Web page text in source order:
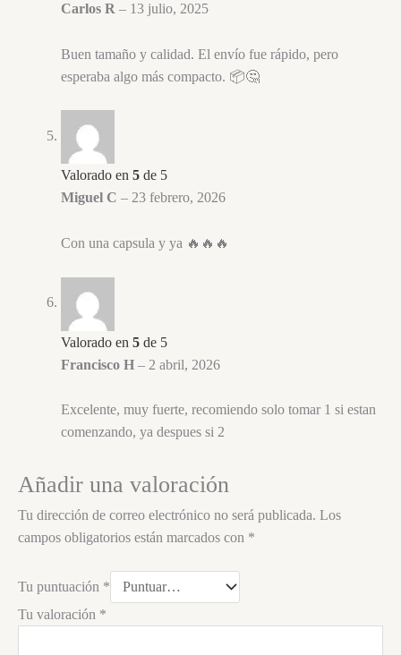
Carlos R – 13 julio, 2025
Buen tamaño y calidad. El envío fue rápido, pero
esperaba algo más compacto. 📦🤔
Valorado en 5 de 5
Miguel C – 23 febrero, 2026
Con una capsula y ya 🔥🔥🔥
Valorado en 5 de 5
Francisco H – 2 abril, 2026
Excelente, muy fuerte, recomiendo solo tomar 1 si estan
comenzando, ya despues si 2
Añadir una valoración
Tu dirección de correo electrónico no será publicada. Los
campos obligatorios están marcados con *
Tu puntuación *
Tu valoración *